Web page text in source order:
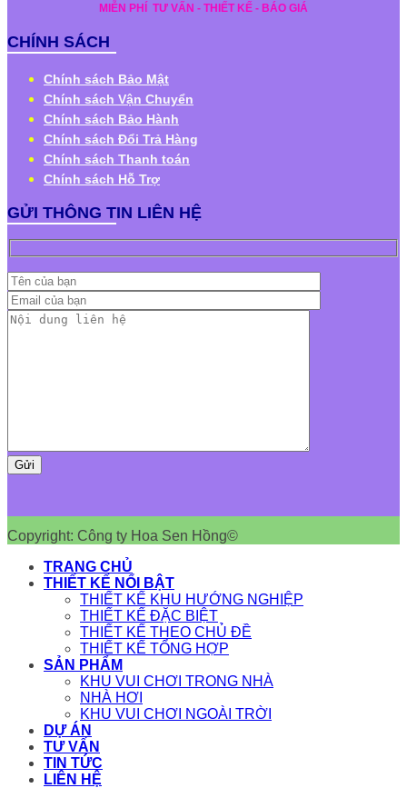
MIỄN PHÍ TƯ VẤN - THIẾT KẾ - BÁO GIÁ
CHÍNH SÁCH
Chính sách Bảo Mật
Chính sách Vận Chuyển
Chính sách Bảo Hành
Chính sách Đổi Trả Hàng
Chính sách Thanh toán
Chính sách Hỗ Trợ
GỬI THÔNG TIN LIÊN HỆ
Copyright: Công ty Hoa Sen Hồng©
TRANG CHỦ
THIẾT KẾ NỔI BẬT
THIẾT KẾ KHU HƯỚNG NGHIỆP
THIẾT KẾ ĐẶC BIỆT
THIẾT KẾ THEO CHỦ ĐỀ
THIẾT KẾ TỔNG HỢP
SẢN PHẨM
KHU VUI CHƠI TRONG NHÀ
NHÀ HƠI
KHU VUI CHƠI NGOÀI TRỜI
DỰ ÁN
TƯ VẤN
TIN TỨC
LIÊN HỆ